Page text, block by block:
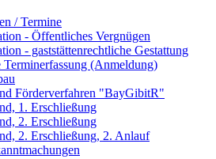
/ Termine
- Öffentliches Vergnügen
- gaststättenrechtliche Gestattung
Terminerfassung (Anmeldung)
Förderverfahren "BayGibitR"
1. Erschließung
2. Erschließung
2. Erschließung, 2. Anlauf